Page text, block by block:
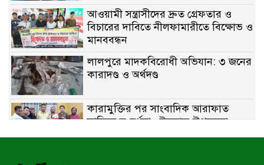
আওয়ামী সন্ত্রাসীদের দ্রুত গ্রেফতার ও
বিচারের দাবিতে নীলফামারীতে বিক্ষোভ ও
মানববন্ধন
লালপুরে মাদকবিরোধী অভিযান: ৩ জনের
কারাদণ্ড ও অর্থদণ্ড
কারামুক্তির পর সাংবাদিক আরাফাত
সানিকে সংবর্ধনা, টেকনাফ উপজেলা
প্রেসক্লাবের ফুলেল শুভেচ্ছা